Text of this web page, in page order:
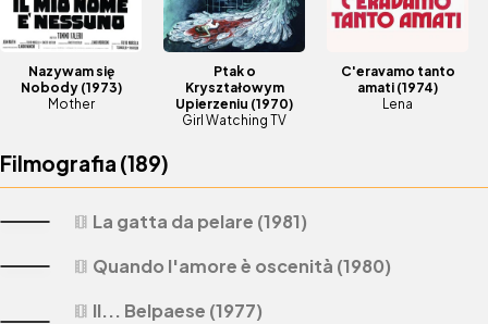
Nazywam się
Nobody (1973)
Mother
Ptak o
Kryształowym
Upierzeniu (1970)
Girl Watching TV
C'eravamo tanto
amati (1974)
Lena
Filmografia (189)
theaters Quando l'amore è oscenità (1980)
theaters La gatta da pelare (1981)
theaters Il... Belpaese (1977)